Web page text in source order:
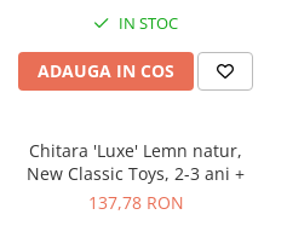
IN STOC
ADAUGA IN COS
Chitara 'Luxe' Lemn natur,
New Classic Toys, 2-3 ani +
137,78 RON